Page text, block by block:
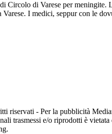
di Varese per meningite.
I medici, seppur con le
riservati - Per la pubblicità
trasmessi e/o riprodotti è